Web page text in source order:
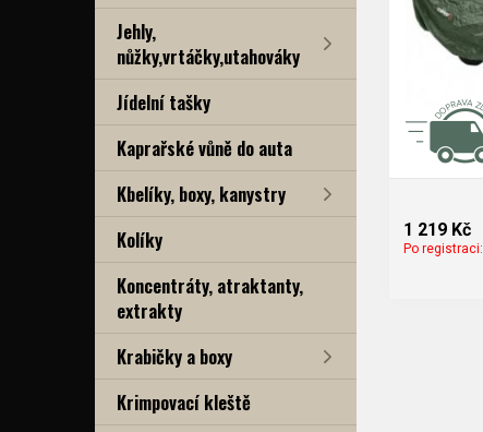
Jehly,
nůžky,vrtáčky,utahováky
Jídelní tašky
Kaprařské vůně do auta
Kbelíky, boxy, kanystry
Kolíky
Koncentráty, atraktanty,
extrakty
Krabičky a boxy
Krimpovací kleště
1 219 Kč
Po registraci: